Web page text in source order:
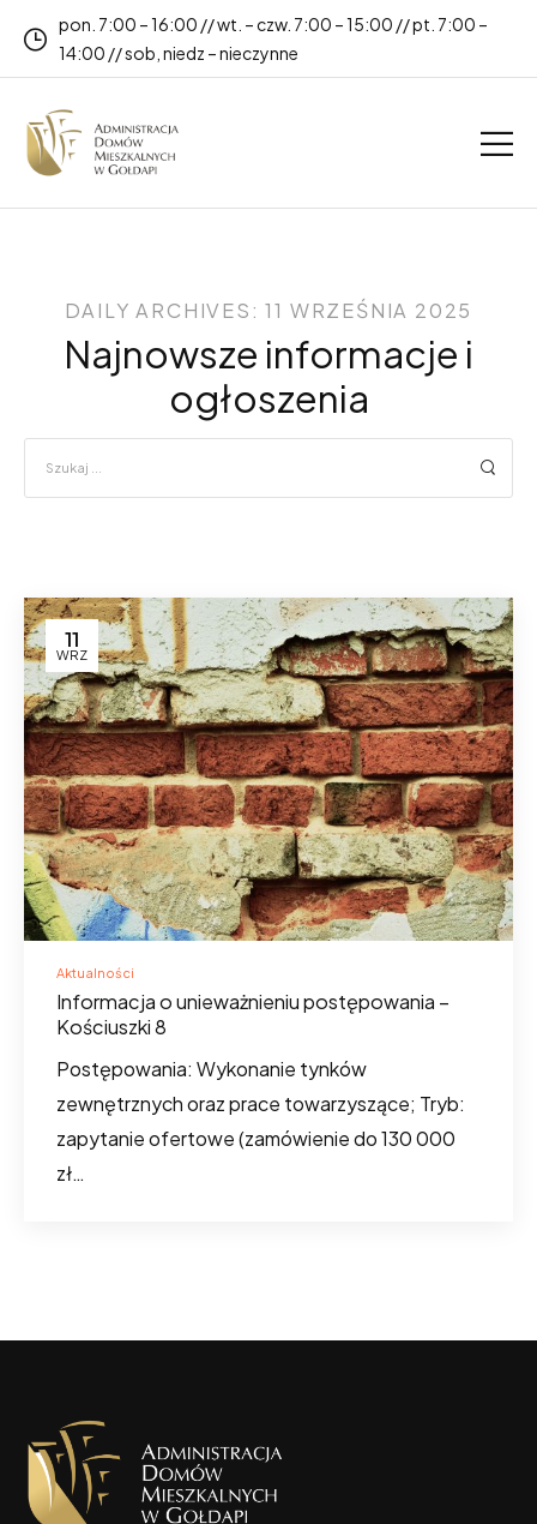
pon. 7:00 – 16:00 // wt. – czw. 7:00 – 15:00 // pt. 7:00 –
14:00 // sob, niedz – nieczynne
DAILY ARCHIVES: 11 WRZEŚNIA 2025
Najnowsze informacje i
ogłoszenia
11
WRZ
Aktualności
Informacja o unieważnieniu postępowania –
Kościuszki 8
Postępowania: Wykonanie tynków
zewnętrznych oraz prace towarzyszące; Tryb:
zapytanie ofertowe (zamówienie do 130 000
zł…